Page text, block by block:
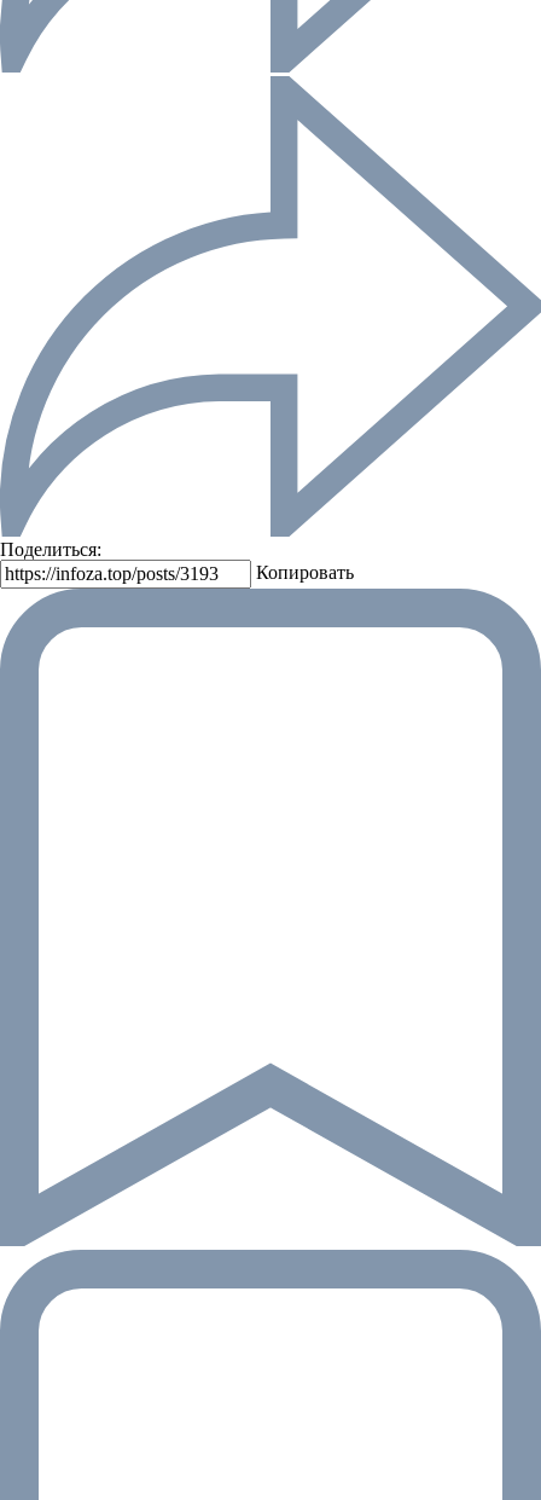
Поделиться:
Копировать